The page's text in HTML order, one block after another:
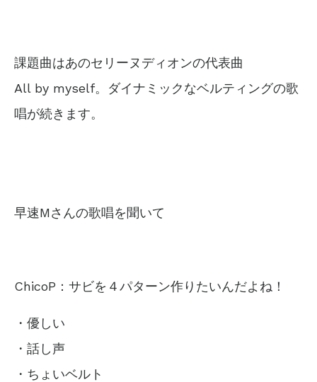
課題曲はあのセリーヌディオンの代表曲
All by myself。ダイナミックなベルティングの歌
唱が続きます。
早速Mさんの歌唱を聞いて
ChicoP：サビを４パターン作りたいんだよね！
・優しい
・話し声
・ちょいベルト